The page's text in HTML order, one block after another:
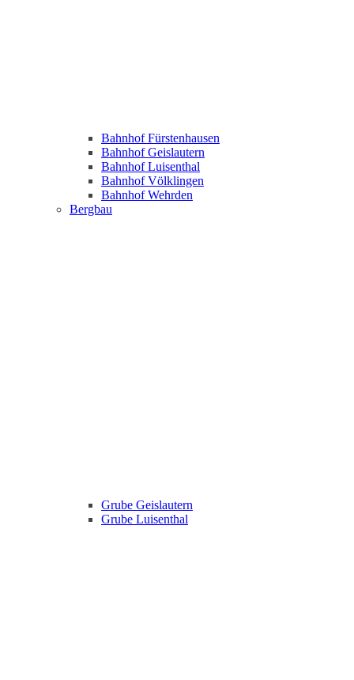
Bahnhof Fürstenhausen
Bahnhof Geislautern
Bahnhof Luisenthal
Bahnhof Völklingen
Bahnhof Wehrden
Bergbau
Grube Geislautern
Grube Luisenthal